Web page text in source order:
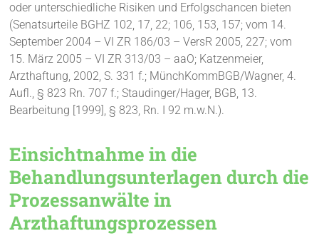
oder unterschiedliche Risiken und Erfolgschancen bieten
(Senatsurteile BGHZ 102, 17, 22; 106, 153, 157; vom 14.
September 2004 – VI ZR 186/03 – VersR 2005, 227; vom
15. März 2005 – VI ZR 313/03 – aaO; Katzenmeier,
Arzthaftung, 2002, S. 331 f.; MünchKommBGB/Wagner, 4.
Aufl., § 823 Rn. 707 f.; Staudinger/Hager, BGB, 13.
Bearbeitung [1999], § 823, Rn. I 92 m.w.N.).
Einsichtnahme in die
Behandlungsunterlagen durch die
Prozessanwälte in
Arzthaftungsprozessen